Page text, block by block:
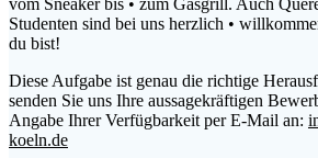
Studenten sind bei uns herzlich •
du bist!
Diese Aufgabe ist genau die richtige
senden Sie uns Ihre aussagekräftigen
Angabe Ihrer Verfügbarkeit per E-Mail an:
koeln.de